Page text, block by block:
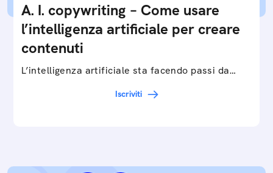
A. I. copywriting – Come usare
l’intelligenza artificiale per creare
contenuti
L’intelligenza artificiale sta facendo passi da
interpretazione dei big data ai chatbot e virtual…
Iscriviti